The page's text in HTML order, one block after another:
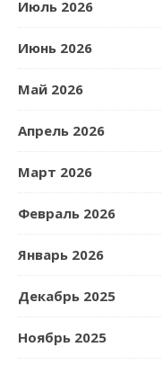
Июль 2026
Июнь 2026
Май 2026
Апрель 2026
Март 2026
Февраль 2026
Январь 2026
Декабрь 2025
Ноябрь 2025